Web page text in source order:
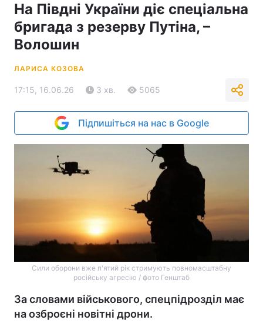
На Півдні України діє спеціальна
бригада з резерву Путіна, –
Волошин
ЛАРИСА КОЗОВА
17:15, 16.06.26 3 хв. 5065
Підпишіться на нас в Google
Сили оборони вже п'ятий рік стримують повномасштабну
російську агресію / фото Генштаб
За словами військового, спецпідрозділ має
на озброєні новітні дрони.